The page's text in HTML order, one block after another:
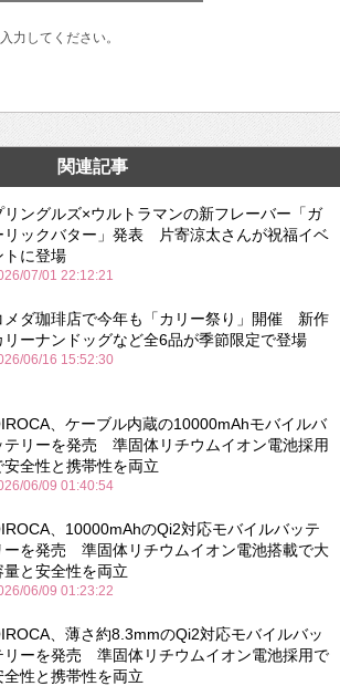
力してください。
関連記事
リングルズ×ウルトラマンの新フレーバー「ガ
リックバター」発表 片寄涼太さんが祝福イベ
トに登場
07/01 22:12:21
メダ珈琲店で今年も「カリー祭り」開催 新作
リーナンドッグなど全6品が季節限定で登場
06/16 15:52:30
、ケーブル内蔵の10000mAhモバイルバ
テリーを発売 準固体リチウムイオン電池採用
安全性と携帯性を両立
06/09 01:40:54
、10000mAhのQi2対応モバイルバッテ
ーを発売 準固体リチウムイオン電池搭載で大
量と安全性を両立
06/09 01:23:22
、薄さ約8.3mmのQi2対応モバイルバッ
リーを発売 準固体リチウムイオン電池採用で
全性と携帯性を両立